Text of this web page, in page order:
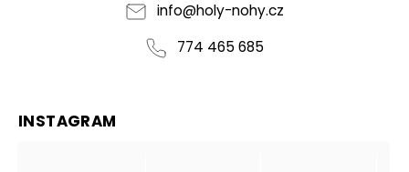
info@holy-nohy.cz
774 465 685
INSTAGRAM